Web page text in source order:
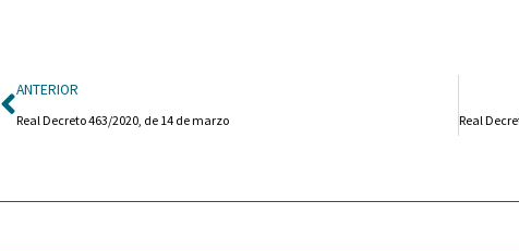
Ant
ANTERIOR
Real Decreto 463/2020, de 14 de marzo